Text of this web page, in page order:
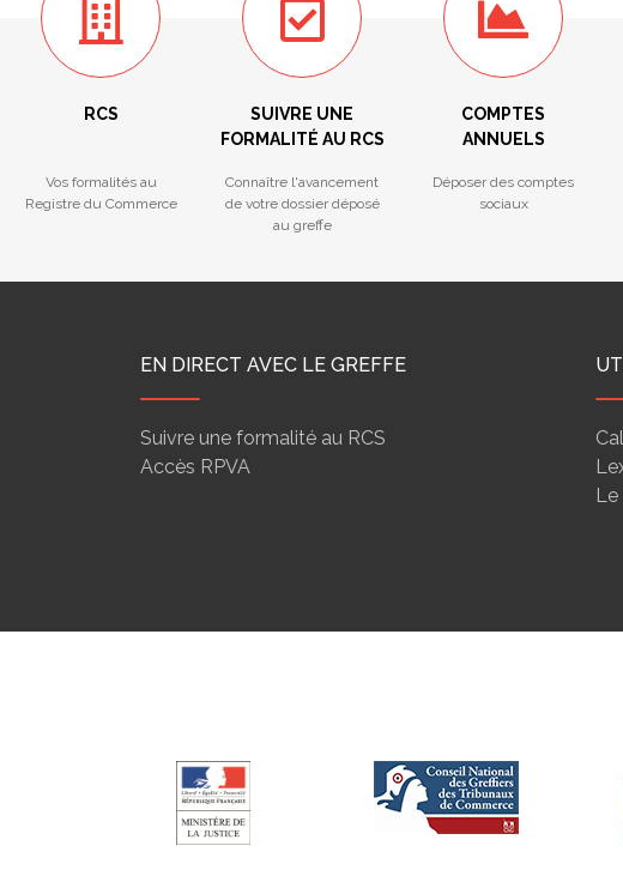
RCS
Vos formalités au
Registre du Commerce
SUIVRE UNE
FORMALITÉ AU RCS
Connaître l'avancement
de votre dossier déposé
au greffe
COMPTES
ANNUELS
Déposer des comptes
sociaux
EN DIRECT AVEC LE GREFFE
Suivre une formalité au RCS
Accès RPVA